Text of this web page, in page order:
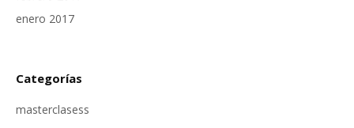
enero 2017
Categorías
masterclasess